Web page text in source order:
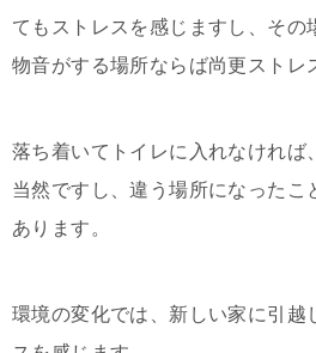
てもストレスを感じますし、その
物音がする場所ならば尚更ストレ
落ち着いてトイレに入れなければ
当然ですし、違う場所になったこ
あります。
環境の変化では、新しい家に引越